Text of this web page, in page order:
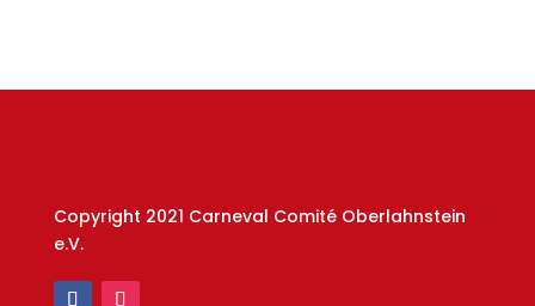
Copyright 2021 Carneval Comité Oberlahnstein
e.V.